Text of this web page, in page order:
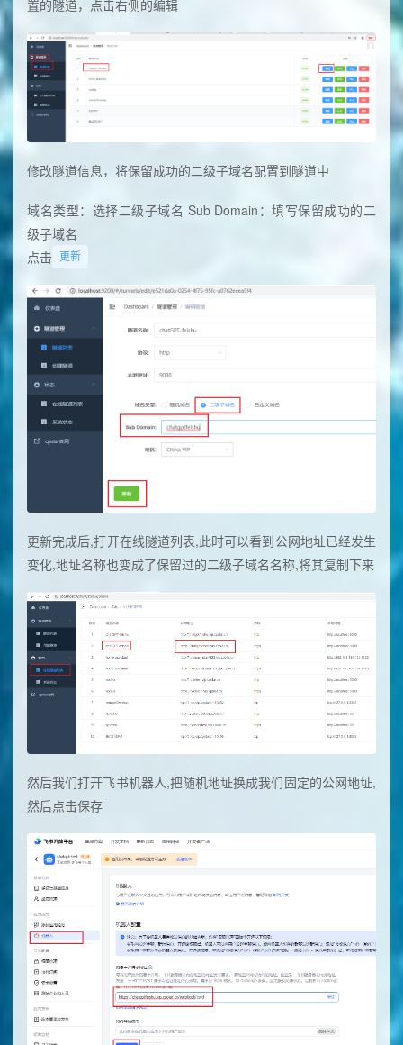
置的隧道，点击右侧的编辑
修改隧道信息，将保留成功的二级子域名配置到隧道中
域名类型：选择二级子域名 Sub Domain：填写保留成功的二
级子域名
点击
更新
更新完成后,打开在线隧道列表,此时可以看到公网地址已经发生
变化,地址名称也变成了保留过的二级子域名名称,将其复制下来
然后我们打开飞书机器人,把随机地址换成我们固定的公网地址,
然后点击保存